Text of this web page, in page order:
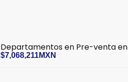
Departamentos en Pre-venta
$7,068,211MXN